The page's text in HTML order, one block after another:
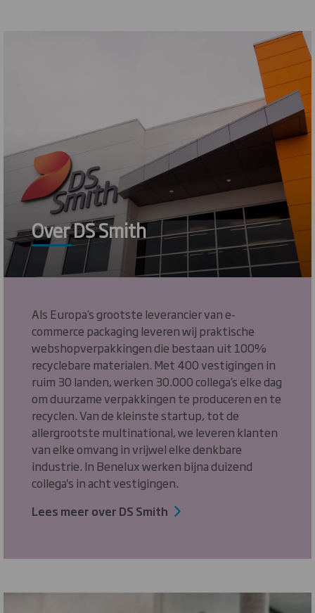
Over DS Smith
Als Europa’s grootste leverancier van e-
commerce packaging leveren wij praktische
webshopverpakkingen die bestaan uit 100%
recyclebare materialen. Met 400 vestigingen in
ruim 30 landen, werken 30.000 collega’s elke dag
om duurzame verpakkingen te produceren en te
recyclen. Van de kleinste startup, tot de
allergrootste multinational, we leveren klanten
van elke omvang in vrijwel elke denkbare
industrie. In Benelux werken bijna duizend
collega's in acht vestigingen.
Lees meer over DS Smith